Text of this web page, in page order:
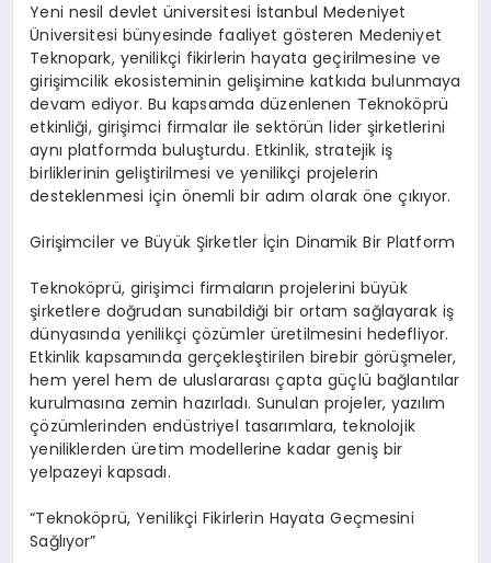
Yeni nesil devlet üniversitesi İstanbul Medeniyet
Üniversitesi bünyesinde faaliyet gösteren Medeniyet
Teknopark, yenilikçi fikirlerin hayata geçirilmesine ve
girişimcilik ekosisteminin gelişimine katkıda bulunmaya
devam ediyor. Bu kapsamda düzenlenen Teknoköprü
etkinliği, girişimci firmalar ile sektörün lider şirketlerini
aynı platformda buluşturdu. Etkinlik, stratejik iş
birliklerinin geliştirilmesi ve yenilikçi projelerin
desteklenmesi için önemli bir adım olarak öne çıkıyor.
Girişimciler ve Büyük Şirketler İçin Dinamik Bir Platform
Teknoköprü, girişimci firmaların projelerini büyük
şirketlere doğrudan sunabildiği bir ortam sağlayarak iş
dünyasında yenilikçi çözümler üretilmesini hedefliyor.
Etkinlik kapsamında gerçekleştirilen birebir görüşmeler,
hem yerel hem de uluslararası çapta güçlü bağlantılar
kurulmasına zemin hazırladı. Sunulan projeler, yazılım
çözümlerinden endüstriyel tasarımlara, teknolojik
yeniliklerden üretim modellerine kadar geniş bir
yelpazeyi kapsadı.
“Teknoköprü, Yenilikçi Fikirlerin Hayata Geçmesini
Sağlıyor”